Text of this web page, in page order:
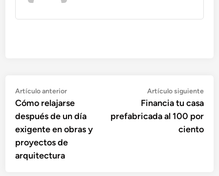
Navegación
de
entradas
Artículo anteriorArtículo
anterior:
Cómo relajarse
después de un día
exigente en obras y
proyectos de
arquitectura
Artículo siguiente
Financia tu casa
prefabricada al 100 por
ciento